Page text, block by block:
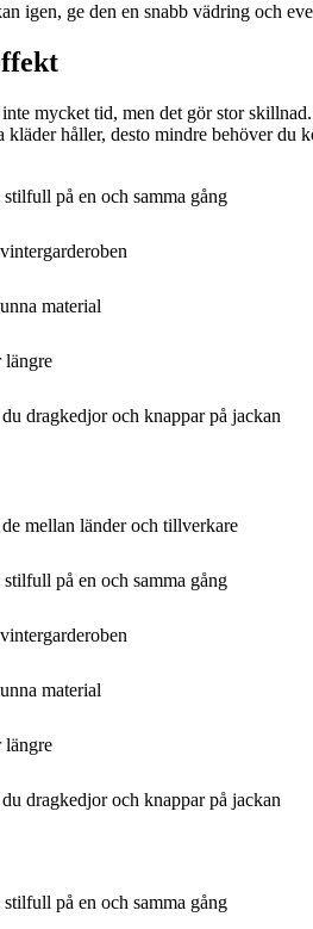
igen, ge den en snabb vädring och
mycket tid, men det gör stor
håller, desto mindre behöver du
på en och samma gång
material
längre
dragkedjor och knappar på jackan
mellan länder och tillverkare
på en och samma gång
material
längre
dragkedjor och knappar på jackan
på en och samma gång